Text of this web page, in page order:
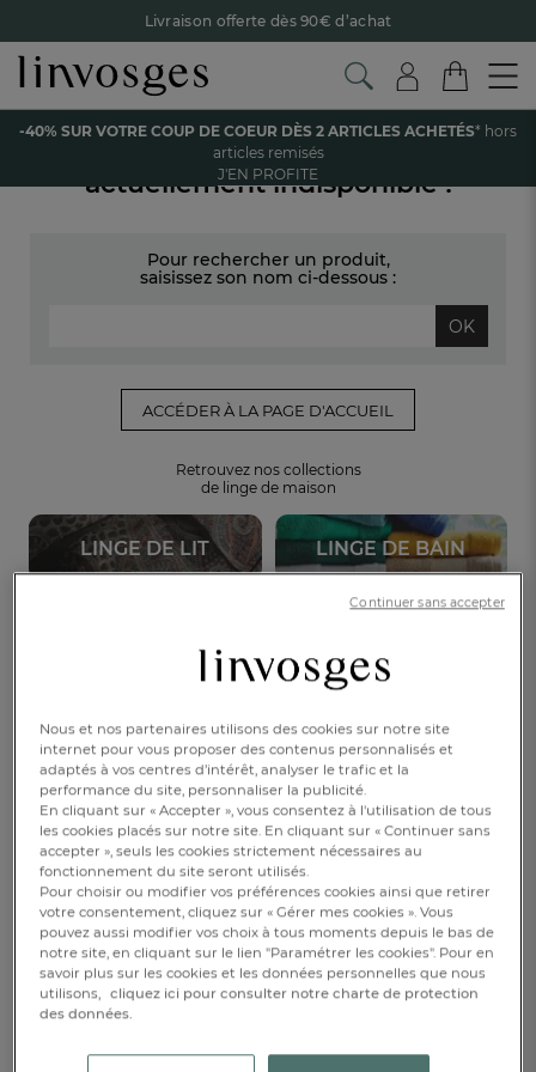
Livraison offerte dès 90€ d’achat
Retour offert avec Colissimo* !
Payez en 3x ou 4x sans frais avec Alma
Le parrainage Linvosges : offrez 15€, recevez 15€ !
Je
découvre
-40% sur votre coup de coeurdès 2 articles achetés !
profite
FR DE
AT
BE
CH
-40% SUR VOTRE COUP DE COEUR DÈS 2 ARTICLES ACHETÉS* hors
articles remisés
J'EN PROFITE
La page recherchée est
actuellement indisponible !
Pour rechercher un produit,
saisissez son nom ci-dessous :
OK
ACCÉDER À LA PAGE D'ACCUEIL
Retrouvez nos collections
de linge de maison
LINGE DE LIT LINGE DE BAIN
Découvrez nos best-sellers !
Nous et nos partenaires utilisons des cookies sur notre site
internet pour vous proposer des contenus personnalisés et
adaptés à vos centres d’intérêt, analyser le trafic et la
performance du site, personnaliser la publicité.
En cliquant sur « Accepter », vous consentez à l'utilisation de tous
les cookies placés sur notre site. En cliquant sur « Continuer sans
accepter », seuls les cookies strictement nécessaires au
fonctionnement du site seront utilisés.
Pour choisir ou modifier vos préférences cookies ainsi que retirer
votre consentement, cliquez sur « Gérer mes cookies ». Vous
pouvez aussi modifier vos choix à tous moments depuis le bas de
notre site, en cliquant sur le lien "Paramétrer les cookies". Pour en
savoir plus sur les cookies et les données personnelles que nous
utilisons, cliquez ici pour consulter notre charte de protection
des données.
Continuer sans accepter